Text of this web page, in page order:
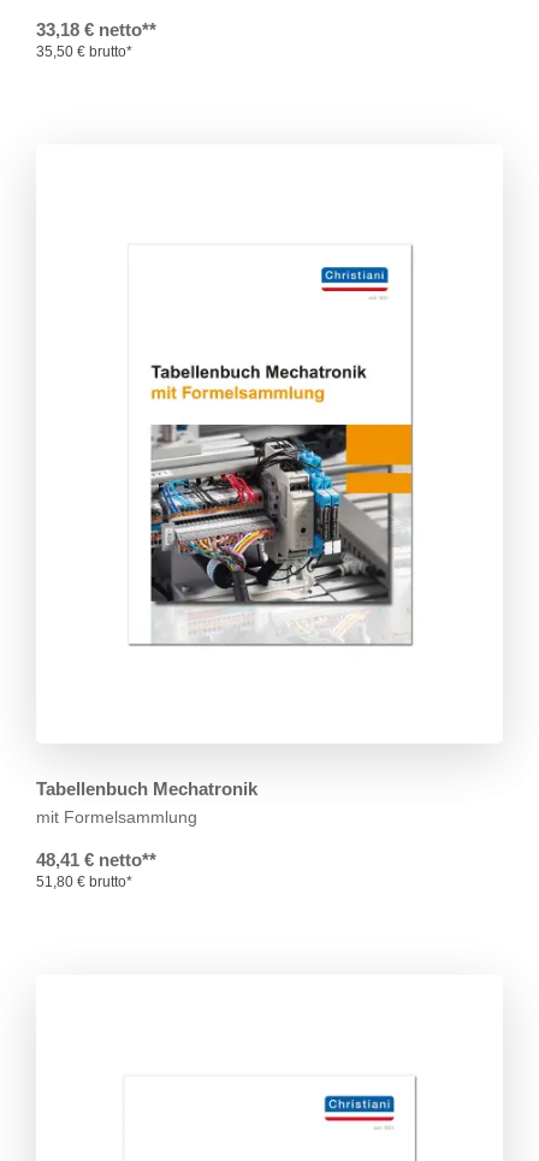
33,18 € netto**
35,50 € brutto*
Tabellenbuch Mechatronik
mit Formelsammlung
48,41 € netto**
51,80 € brutto*